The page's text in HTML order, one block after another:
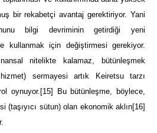
bir rekabetçi avantaj gerektiriyor. Yani
bilgi devriminin getirdiği yeni
kullanmak için değiştirmesi gerekiyor.
nitelikte kalamaz, bütünleşmek
sermayesi artık Keiretsu tarzı
oynuyor. [15]
Bu bütünleşme, böylece,
(taşıyıcı sütun) olan ekonomik aklın[16]